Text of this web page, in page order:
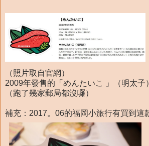
（照片取自官網）
2009年發售的「めんたいこ 」（明太子
（跑了幾家郵局都沒囉）
補充：2017。06的福岡小旅行有買到這